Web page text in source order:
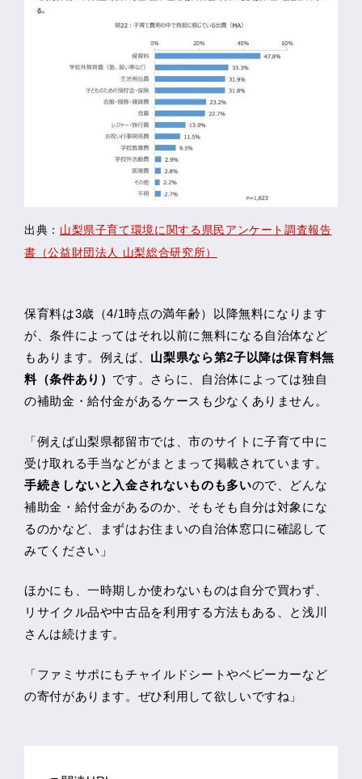
出典： 山梨県子育て環境に関する県民アンケート調査報告
書（公益財団法人 山梨総合研究所）
保育料は3歳（4/1時点の満年齢）以降無料になります
が、条件によってはそれ以前に無料になる自治体など
もあります。例えば、 山梨県なら第2子以降は保育料無
料（条件あり） です。さらに、自治体によっては独自
の補助金・給付金があるケースも少なくありません。
「例えば山梨県都留市では、市のサイトに子育て中に
受け取れる手当などがまとまって掲載されています。
手続きしないと入金されないものも多いので、どんな
補助金・給付金があるのか、そもそも自分は対象にな
るのかなど、まずはお住まいの自治体窓口に確認して
みてください」
ほかにも、一時期しか使わないものは自分で買わず、
リサイクル品や中古品を利用する方法もある、と浅川
さんは続けます。
「ファミサポにもチャイルドシートやベビーカーなど
の寄付があります。ぜひ利用して欲しいですね」